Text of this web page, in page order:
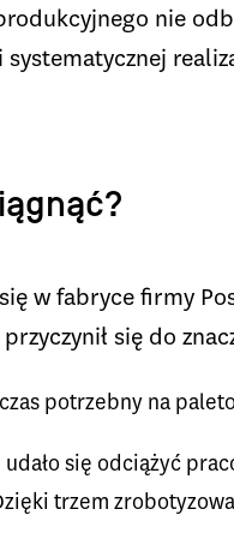
nie
w fabryce firmy
się do
potrzebny na
się odciążyć
trzem